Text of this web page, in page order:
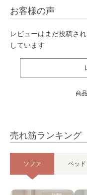
売れ筋ランキング
ソファ ベッド
お客様の声
レビューはまだ投稿さ
しています
商